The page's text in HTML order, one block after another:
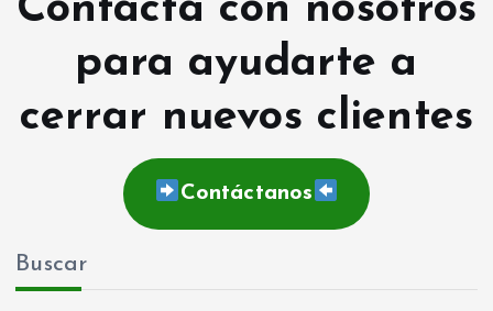
Contacta con nosotros
para ayudarte a
cerrar nuevos clientes
Contáctanos
Buscar